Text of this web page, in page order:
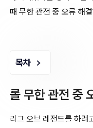
때 무한 관전 중 오류 해
목차
롤 무한 관전 중
리그 오브 레전드를 하려